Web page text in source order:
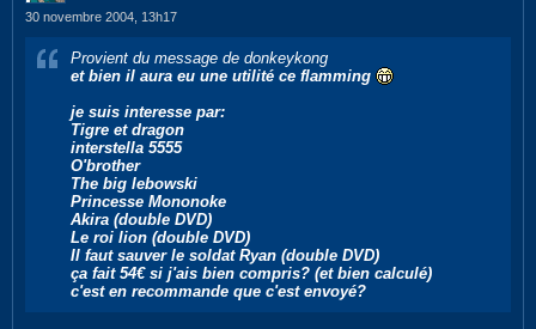
30 novembre 2004, 13h17
Provient du message de donkeykong
et bien il aura eu une utilité ce flamming
je suis interesse par:
Tigre et dragon
interstella 5555
O'brother
The big lebowski
Princesse Mononoke
Akira (double DVD)
Le roi lion (double DVD)
Il faut sauver le soldat Ryan (double DVD)
ça fait 54€ si j'ais bien compris? (et bien calculé)
c'est en recommande que c'est envoyé?